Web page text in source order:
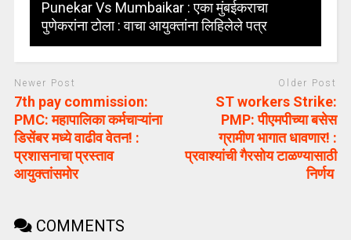
Punekar Vs Mumbaikar : एका मुंबईकराचा
पुणेकरांना टोला : वाचा आयुक्तांना लिहिलेले पत्र
Newer Post
7th pay commission:
PMC: महापालिका कर्मचाऱ्यांना
डिसेंबर मध्ये वाढीव वेतन! :
प्रशासनाचा प्रस्ताव
आयुक्तांसमोर
Older Post
ST workers Strike:
PMP: पीएमपीच्या बसेस
ग्रामीण भागात धावणार! :
प्रवाश्यांची गैरसोय टाळण्यासाठी
निर्णय
COMMENTS